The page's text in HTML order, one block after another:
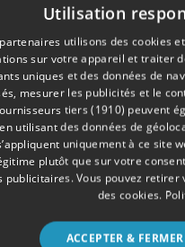
pistes
piétonnes
et
Utilisation
utilisons des cookies
sur votre appareil et traiter
uniques et des données de
mesurer les publicités et le
tiers (1910) peuvent
utilisant des données de
uniquement à ce site
plutôt que sur votre
publicitaires. Vous pouvez
des cookies.
ACCEPTER & FERMER